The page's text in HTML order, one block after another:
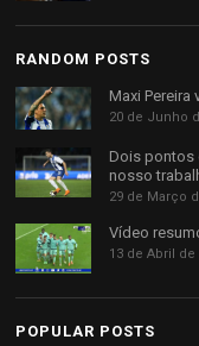
RANDOM POSTS
Maxi Pereira
20 de Junho
Dois pontos
nosso
29 de Março
Vídeo
13 de Abril de
POPULAR POSTS